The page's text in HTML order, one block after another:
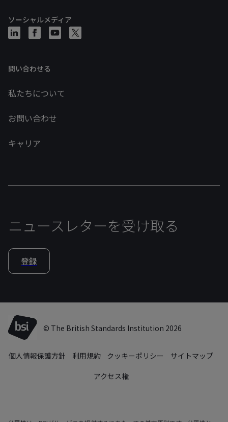
ソーシャルメディア
問い合わせる
私たちについて
お問い合わせ
キャリア
ニュースレターを受け取る
登録
© The British Standards Institution 2026
個人情報保護方針 利用規約 クッキーポリシー
サイトマップ
アクセス権